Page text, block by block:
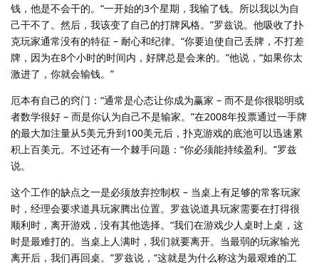
钱，他是不会干的。“一开始的3个星期，我输了钱。所以我以为自
己干不了。然后，我该变了自己的打牌风格。”罗兹说。他吸收了扑
克玩家通常没有的特征 – 耐心和纪律。“你要迫使自己丢牌，不打差
牌，因为在8个小时的时间内，好牌总是会来的。”他说，“如果你太
激进了，你就会输钱。”
厄本有自己的窍门：“通常是心态让你成为赢家 – 而不是你很聪明或
者数学很好 – 而是你认为自己不是输家。”在2008年投票通过一手牌
的最大加注量从5美元升到100美元后，扑克游戏的底池可以迅速累
积上百美元。不过还有一个棘手问题：“你必须能持续盈利。”罗兹
说。
这个工作的缺点之一是必须放弃控制权 – 当桌上有足够的常客玩家
时，经理会要求道具玩家腾出位置。罗兹说道具玩家需要在打得很
顺利时，离开游戏，没有其他选择。“我们在游戏少人桌时上桌，这
时是最难打的。当桌上人满时，我们就要离开。当最弱的玩家输光
离开后，我们再回桌。”罗兹说，“这就是为什么称这为最艰难的工